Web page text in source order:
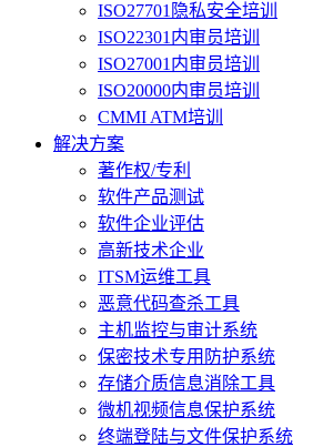
ISO27701隐私安全培训
ISO22301内审员培训
ISO27001内审员培训
ISO20000内审员培训
CMMI ATM培训
解决方案
著作权/专利
软件产品测试
软件企业评估
高新技术企业
ITSM运维工具
恶意代码查杀工具
主机监控与审计系统
保密技术专用防护系统
存储介质信息消除工具
微机视频信息保护系统
终端登陆与文件保护系统